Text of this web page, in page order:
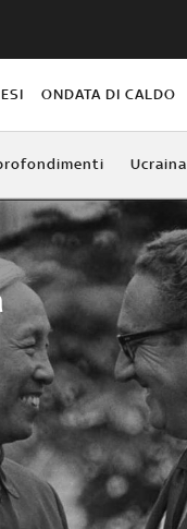
ONDATA DI CALDO
Ucraina